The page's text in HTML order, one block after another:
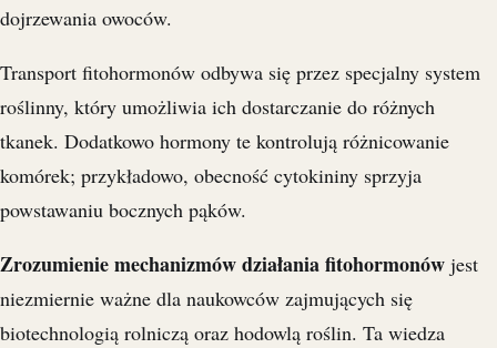
dojrzewania owoców.
Transport fitohormonów odbywa się przez specjalny system
roślinny, który umożliwia ich dostarczanie do różnych
tkanek. Dodatkowo hormony te kontrolują różnicowanie
komórek; przykładowo, obecność cytokininy sprzyja
powstawaniu bocznych pąków.
Zrozumienie mechanizmów działania fitohormonów jest
niezmiernie ważne dla naukowców zajmujących się
biotechnologią rolniczą oraz hodowlą roślin. Ta wiedza